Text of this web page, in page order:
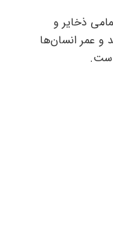
ذخایر و
و عمر انسان‌ها
است.